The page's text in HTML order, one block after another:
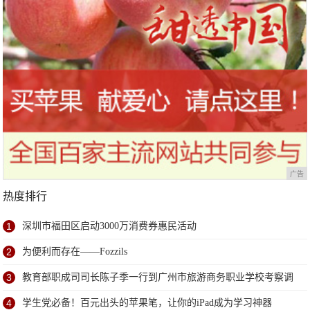
广告
热度排行
1 深圳市福田区启动3000万消费券惠民活动
2 为便利而存在——Fozzils
3 教育部职成司司长陈子季一行到广州市旅游商务职业学校考察调
研
4 学生党必备！百元出头的苹果笔，让你的iPad成为学习神器